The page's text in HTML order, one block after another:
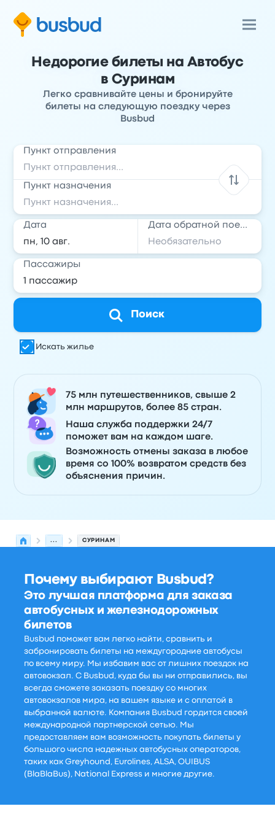
Недорогие билеты на Автобус
в Суринам
Легко сравнивайте цены и бронируйте
билеты на следующую поездку через
Busbud
Пункт отправления
Пункт назначения
Дата Дата обратной поездки
Пассажиры
Поиск
Искать жилье
75 млн путешественников, свыше 2
млн маршрутов, более 85 стран.
Наша служба поддержки 24/7
поможет вам на каждом шаге.
Возможность отмены заказа в любое
время со 100% возвратом средств без
объяснения причин.
... СУРИНАМ
Почему выбирают Busbud?
Это лучшая платформа для заказа
автобусных и железнодорожных
билетов
Busbud поможет вам легко найти, сравнить и
забронировать билеты на междугородние автобусы
по всему миру. Мы избавим вас от лишних поездок на
автовокзал. С Busbud, куда бы вы ни отправились, вы
всегда сможете заказать поездку со многих
автовокзалов мира, на вашем языке и с оплатой в
выбранной валюте. Компания Busbud гордится своей
международной партнерской сетью. Мы
предоставляем вам возможность покупать билеты у
большого числа надежных автобусных операторов,
таких как Greyhound, Eurolines, ALSA, OUIBUS
(BlaBlaBus), National Express и многие другие.